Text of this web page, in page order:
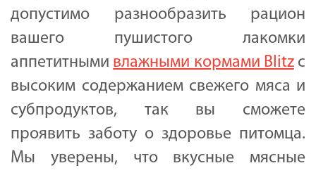
допустимо разнообразить рацион
вашего пушистого лакомки
аппетитными влажными кормами Blitzс
высоким содержанием свежего мяса и
субпродуктов, так вы сможете
проявить заботу о здоровье питомца.
Мы уверены, что вкусные мясные